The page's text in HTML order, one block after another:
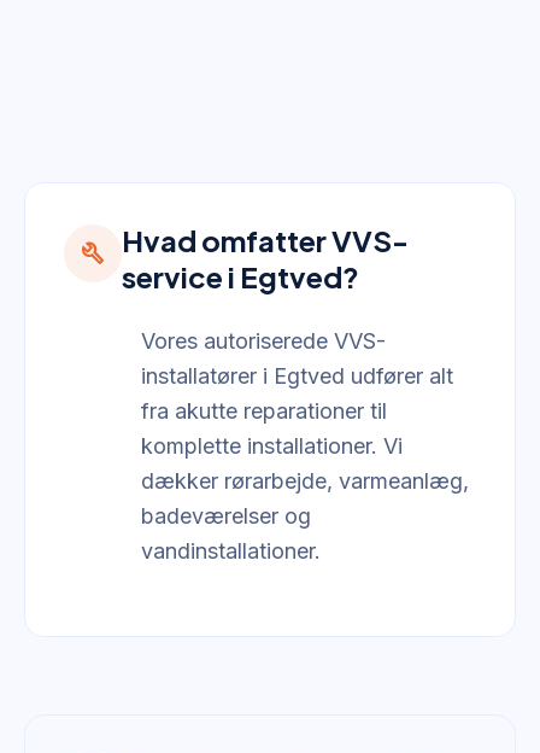
build
Hvad omfatter VVS-
service i Egtved?
Vores autoriserede VVS-
installatører i Egtved udfører alt
fra akutte reparationer til
komplette installationer. Vi
dækker rørarbejde, varmeanlæg,
badeværelser og
vandinstallationer.